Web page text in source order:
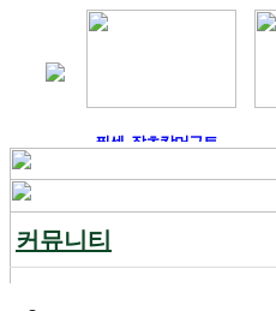
퓌센, 잘츠캄머구트,..
커뮤니티